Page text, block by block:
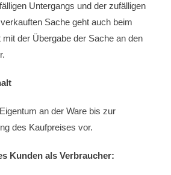
Untergangs und der zufälligen
Sache geht auch beim
der Übergabe der Sache an den
an der Ware bis zur
des Kaufpreises vor.
Kunden als Verbraucher: